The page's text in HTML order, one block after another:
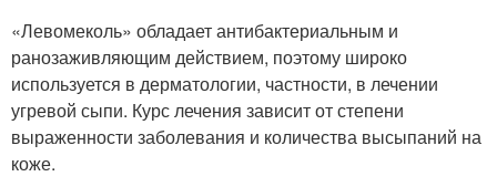
«Левомеколь» обладает антибактериальным и
ранозаживляющим действием, поэтому широко
используется в дерматологии, частности, в лечении
угревой сыпи. Курс лечения зависит от степени
выраженности заболевания и количества высыпаний на
коже.